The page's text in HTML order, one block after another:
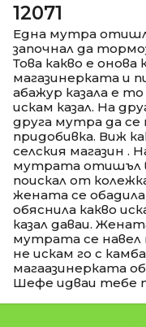
12071
Една мутра
започнал да
Това какво е онова
магазинерката и
абажур казала е
искам казал. На
друга мутра да се
придобивка. Виж
селския магазин .
мутрата отишъл
поискал от
жената се
обяснила какво
казал даваи.
мутрата се навел
не искам го с
магаазинерката
Шефе идваи тебе